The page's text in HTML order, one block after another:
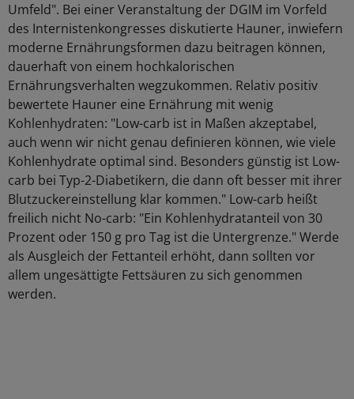
Umfeld". Bei einer Veranstaltung der DGIM im Vorfeld
des Internistenkongresses diskutierte Hauner, inwiefern
moderne Ernährungsformen dazu beitragen können,
dauerhaft von einem hochkalorischen
Ernährungsverhalten wegzukommen. Relativ positiv
bewertete Hauner eine Ernährung mit wenig
Kohlenhydraten: "Low-carb ist in Maßen akzeptabel,
auch wenn wir nicht genau definieren können, wie viele
Kohlenhydrate optimal sind. Besonders günstig ist Low-
carb bei Typ-2-Diabetikern, die dann oft besser mit ihrer
Blutzuckereinstellung klar kommen." Low-carb heißt
freilich nicht No-carb: "Ein Kohlenhydratanteil von 30
Prozent oder 150 g pro Tag ist die Untergrenze." Werde
als Ausgleich der Fettanteil erhöht, dann sollten vor
allem ungesättigte Fettsäuren zu sich genommen
werden.